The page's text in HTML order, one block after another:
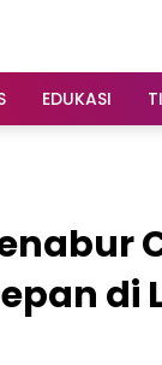
EDUKASI
di